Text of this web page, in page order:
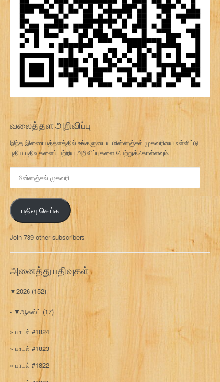
வலைத்தள அறிவிப்பு
இந்த இணையத்தளத்தில் உங்களுடைய மின்னஞ்சல் முகவரியை உள்ளிட்டு
புதிய பதிவுகளைப் பற்றிய அறிவிப்புகளை பெற்றுக்கொள்ளவும்.
ன
ஞ்
ச
ல்
மு
க
வ
பதிவு செய்க
Join 739 other subscribers
அனைத்து பதிவுகள்
▼2026 (152)
▼ஆகஸ்ட் (17)
பாடல் #1824
பாடல் #1823
பாடல் #1822